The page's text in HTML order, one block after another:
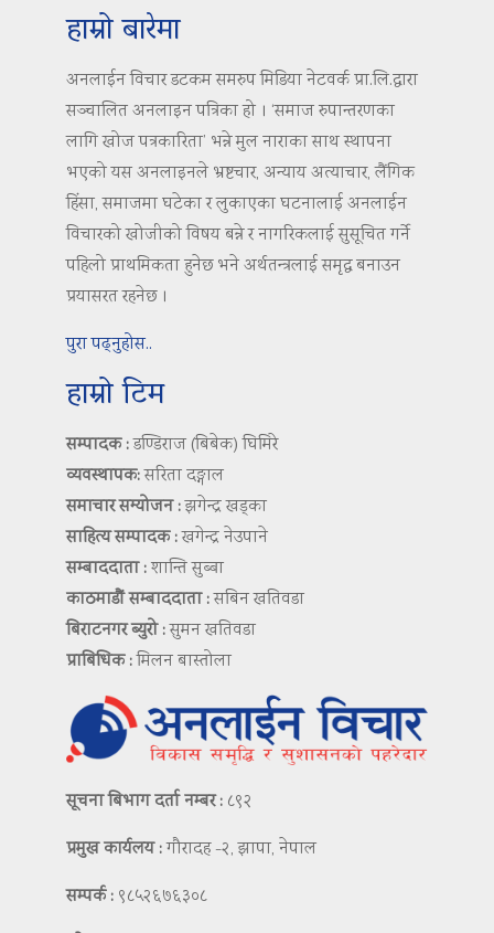
हाम्रो बारेमा
अनलाईन विचार डटकम समरुप मिडिया नेटवर्क प्रा.लि.द्वारा
सञ्चालित अनलाइन पत्रिका हो । ‘समाज रुपान्तरणका
लागि खोज पत्रकारिता’ भन्ने मुल नाराका साथ स्थापना
भएको यस अनलाइनले भ्रष्टचार, अन्याय अत्याचार, लैंगिक
हिंसा, समाजमा घटेका र लुकाएका घटनालाई अनलाईन
विचारको खोजीको विषय बन्ने र नागरिकलाई सुसूचित गर्ने
पहिलो प्राथमिकता हुनेछ भने अर्थतन्त्रलाई समृद्ध बनाउन
प्रयासरत रहनेछ ।
पुरा पढ्नुहोस..
हाम्रो टिम
सम्पादक :डण्डिराज (बिबेक) घिमिरे
व्यवस्थापक:सरिता दङ्गाल
समाचार सम्योजन :झगेन्द्र खड्का
साहित्य सम्पादक :खगेन्द्र नेउपाने
सम्बाददाता :शान्ति सुब्बा
काठमाडौं सम्बाददाता :सबिन खतिवडा
बिराटनगर ब्युरो :सुमन खतिवडा
प्राबिधिक :मिलन बास्तोला
सूचना बिभाग दर्ता नम्बर : ८९२
प्रमुख कार्यलय :गौरादह -२, झापा, नेपाल
सम्पर्क : ९८५२६७६३०८